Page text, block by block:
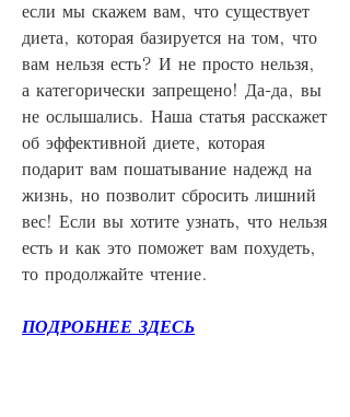
если мы скажем вам, что существует
диета, которая базируется на том, что
вам нельзя есть? И не просто нельзя,
а категорически запрещено! Да-да, вы
не ослышались. Наша статья расскажет
об эффективной диете, которая
подарит вам пошатывание надежд на
жизнь, но позволит сбросить лишний
вес! Если вы хотите узнать, что нельзя
есть и как это поможет вам похудеть,
то продолжайте чтение.
ПОДРОБНЕЕ ЗДЕСЬ